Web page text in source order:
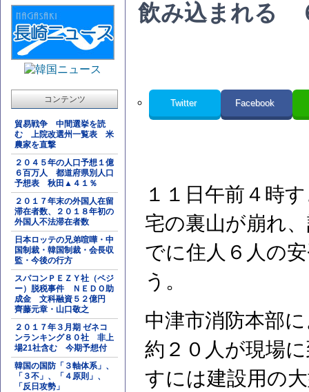
コンテンツ
貿易戦争 中間選挙を読
む 上院改選州一覧表 米
農家を直撃
２０４５年の人口予想１億
６百万人 都道府県別人口
予想表 秋田▲４１％
２０１７年末の外国人在留
滞在者数、２０１８年初の
外国人不法滞在者数
日本ロッテの兄弟喧嘩・中
国制裁・韓国制裁・会長収
監・今後の行方
スパコンＰＥＺＹ社（ペジ
ー）脱税事件 ＮＥＤＯ助
成金 文科融資５２億円
齊藤元章・山口敬之
２０１７年３月期 ゼネコ
ンランキング８０社 非上
場21社含む 今期予想付
韓国の国防「３軸体系」、
「３不」、「４原則」、
「反日攻勢」
飲み込まれる
Twitter Facebook
１１日午前４時
宅の裏山が崩れ
でに住人６人の
う。
中津市消防本部
約２０人が現場
すには建設用の